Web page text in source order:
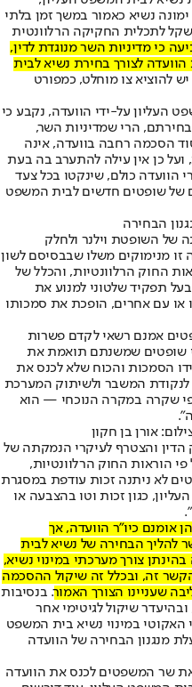
נשיא כאמור במשך זמן בלתי
לתכלית החקיקה הרלוונטית
כי מדיניות השר מנוגדת לדין,
לצורך בחירת נשיא לבית
להוציא צו מוחלט, כמפורט
העליון על-ידי הוועדה, נקבע כי
הרי שמדיניות השר,
הסכמה רחבה בוועדה, אינה
כן אין עילה להתערב בה בעת
הוועדה כולם, שינקטו בכל צעד
של שופטים חדשים לבית המשפט
הבחירה
של השופטת וילנר ולחלק
זו מנימוקים משלו שבבסיסם לשון
החוק הרלוונטיות, והכלל של
תפקיד שלטוני למנוע את
או עם אחרים, הופכת את סמכותו
אמנם רשאי לקדם פשרות
שופטים שמשנתם תואמת את
הסמכות והכוח שלא לכנס את
לנקודת המשבר ולשיתוק המערכת
שקרה במקרה הנוכחי — הוא
אורן בן חקון
והצטרף לעיקרי הנמקתה של
הוראות החוק הרלוונטיות,
לא ניתנה זכות עודפת במסגרת
כגון זכות וטו בהצבעה או
אומנם כיו"ר הוועדה, אך
להליך הבחירה של נשיא לבית
צורך מערכתי במינוי נשיא,
זה, ובכלל זה שיקול ההסכמה
שעניינו הצורך האמור. בנסיבות
שיקול לגיטימי אחר
במינוי נשיא בית המשפט
מנגנון הבחירה של הוועדה
שר המשפטים לכנס את הוועדה